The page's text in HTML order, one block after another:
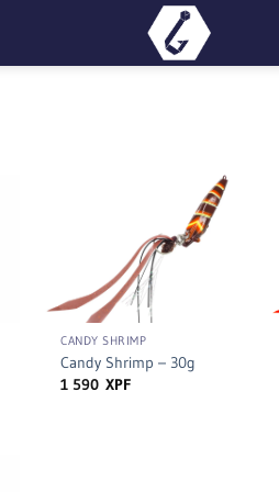
+
CANDY SHRIMP
Candy Shrimp – 30g
1 590XPF